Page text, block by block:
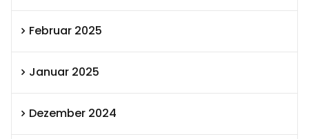
Februar 2025
Januar 2025
Dezember 2024